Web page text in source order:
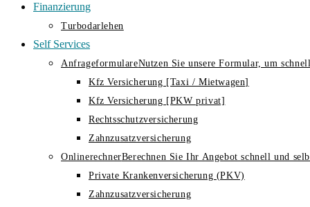
Finanzierung
Turbodarlehen
Self Services
AnfrageformulareNutzen Sie unsere Formular, um
Kfz Versicherung [Taxi / Mietwagen]
Kfz Versicherung [PKW privat]
Rechtsschutzversicherung
Zahnzusatzversicherung
OnlinerechnerBerechnen Sie Ihr Angebot schnell und
Private Krankenversicherung (PKV)
Zahnzusatzversicherung